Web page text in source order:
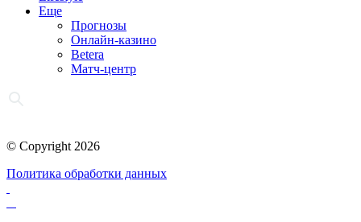
Еще
Прогнозы
Онлайн-казино
Betera
Матч-центр
© Copyright 2026
Политика обработки данных